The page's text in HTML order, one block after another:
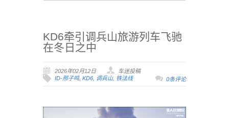
KD6牵引调兵山旅游列车飞驰
在冬日之中
2026年02月12日
车迷投稿
ID-邢子鸣, KD6, 调兵山, 铁法线 0条评论